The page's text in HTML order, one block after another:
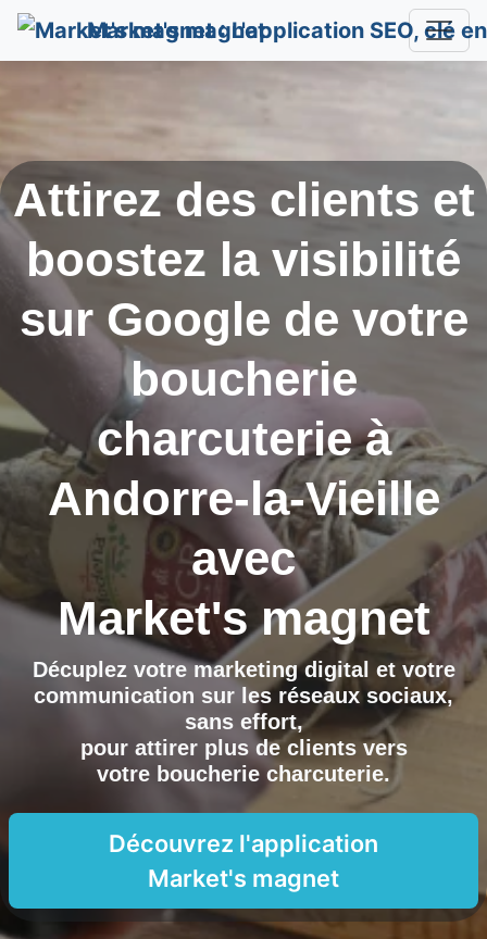
Market's magnet
Attirez des clients et
boostez la visibilité
sur Google de votre
boucherie
charcuterie à
Andorre-la-Vieille
avec
Market's magnet
Décuplez votre marketing digital et votre
communication sur les réseaux sociaux,
sans effort,
pour attirer plus de clients vers
votre boucherie charcuterie.
Découvrez l'application
Market's magnet